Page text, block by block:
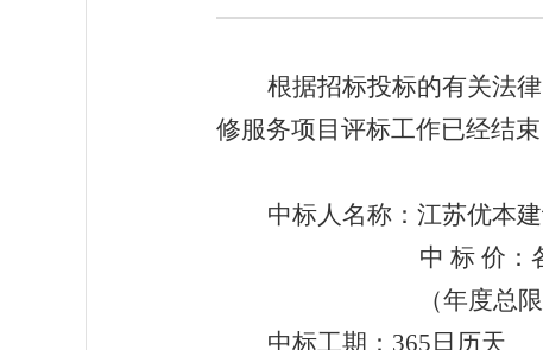
根据招标投标的有关法
修服务项目评标工作已经结
中标人名称：江苏优本
中 标 价：
（年度总
中标工期 ： 365日历天